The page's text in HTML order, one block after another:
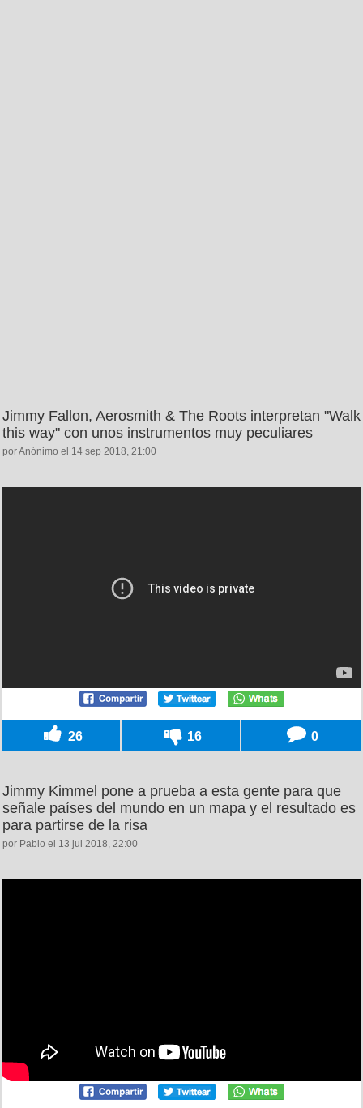
Jimmy Fallon, Aerosmith & The Roots interpretan "Walk
this way" con unos instrumentos muy peculiares
por Anónimo el 14 sep 2018, 21:00
26 16 0
Jimmy Kimmel pone a prueba a esta gente para que
señale países del mundo en un mapa y el resultado es
para partirse de la risa
por Pablo el 13 jul 2018, 22:00